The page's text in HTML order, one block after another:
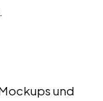
und